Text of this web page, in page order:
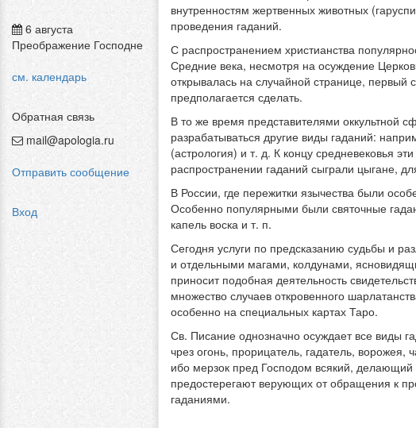
6 августа
Преображение Господне
см. календарь
Обратная связь
mail@apologia.ru
Отправить сообщение
Вход
внутренностям жертвенных животных
проведения гаданий.
С распространением христианства
Средние века, несмотря на осуждение
открывалась на случайной странице, первый
предполагается сделать.
В то же время представителями оккультной
разрабатываться другие виды гаданий:
(астрология) и т. д. К концу средневековья
распространении гаданий сыграли цыгане,
В России, где пережитки язычества были
Особенно популярными были святочные
капель воска и т. п.
Сегодня услуги по предсказанию судьбы и
и отдельными магами, колдунами,
приносит подобная деятельность
множество случаев откровенного
особенно на специальных картах Таро.
Св. Писание однозначно осуждает все виды
чрез огонь, прорицатель, гадатель,
ибо мерзок пред Господом всякий, делающий
предостерегают верующих от обращения к
гаданиями.